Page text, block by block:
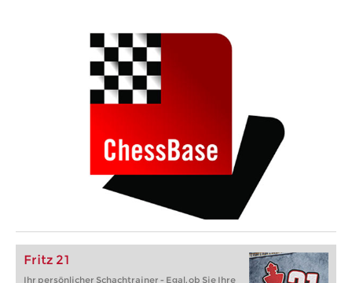
Fritz 21
Ihr persönlicher Schachtrainer - Egal, ob Sie Ihre